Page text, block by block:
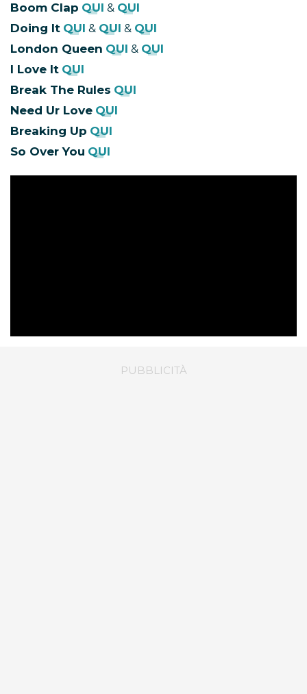
Boom Clap QUI & QUI
Doing It QUI & QUI & QUI
London Queen QUI & QUI
I Love It QUI
Break The Rules QUI
Need Ur Love QUI
Breaking Up QUI
So Over You QUI